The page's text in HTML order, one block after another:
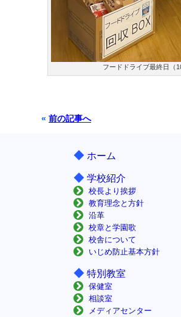
フードドライブ最終日（
« 前の記事へ
◆ ホーム
◆ 学校紹介
校長より挨拶
教育理念と方針
沿革
校章と学園歌
校舎について
いじめ防止基本方針
◆ 特別教室
保健室
相談室
メディアセンター